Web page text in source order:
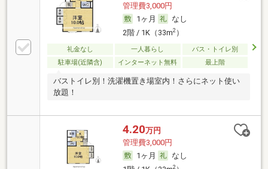
管理費3,000円
1ヶ月
なし
2階 / 1K（33m2）
礼金なし 一人暮らし
バス・トイレ別
駐車場(近隣含)
インターネット無料 最上階
バストイレ別！洗濯機置き場室内！さらにネット使い
放題！
4.20万円
管理費3,000円
1ヶ月
なし
2